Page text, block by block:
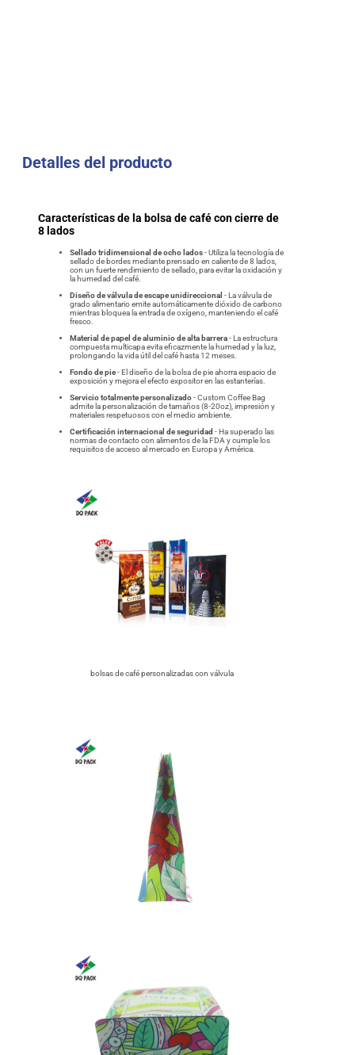
Detalles del producto
Características de la bolsa de café con cierre de
8 lados
Sellado tridimensional de ocho lados- Utiliza la tecnología de
sellado de bordes mediante prensado en caliente de 8 lados,
con un fuerte rendimiento de sellado, para evitar la oxidación y
la humedad del café.
Diseño de válvula de escape unidireccional - La válvula de
grado alimentario emite automáticamente dióxido de carbono
mientras bloquea la entrada de oxígeno, manteniendo el café
fresco.
Material de papel de aluminio de alta barrera- La estructura
compuesta multicapa evita eficazmente la humedad y la luz,
prolongando la vida útil del café hasta 12 meses.
Fondo de pie- El diseño de la bolsa de pie ahorra espacio de
exposición y mejora el efecto expositor en las estanterías.
Servicio totalmente personalizado- Custom Coffee Bag
admite la personalización de tamaños (8-20oz), impresión y
materiales respetuosos con el medio ambiente.
Certificación internacional de seguridad - Ha superado las
normas de contacto con alimentos de la FDA y cumple los
requisitos de acceso al mercado en Europa y América.
bolsas de café personalizadas con válvula